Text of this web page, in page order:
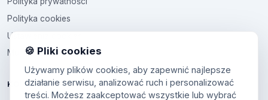
Polityka cookies
Ustawienia cookies
Multikod
KONTO
🍪 Pliki cookies
Używamy plików cookies, aby zapewnić najlepsze
działanie serwisu, analizować ruch i personalizować
treści. Możesz zaakceptować wszystkie lub wybrać